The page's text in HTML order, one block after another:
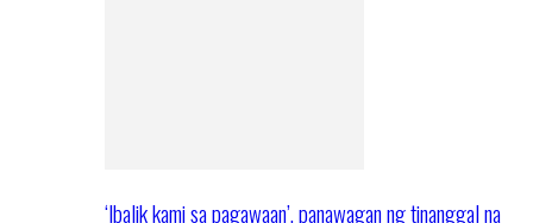
‘Ibalik kami sa pagawaan’, panawagan ng tinanggal na